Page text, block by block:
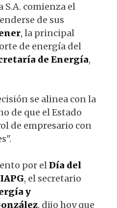
comienza el
de sus
, la principal
de energía del
de Energía,
se alinea con la
de que el Estado
de empresario con
por elDía del
IAPG, el secretario
y
, dijo hoy que